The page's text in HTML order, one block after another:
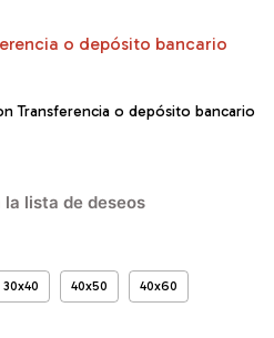
o depósito bancario
Transferencia o depósito bancario
la lista de deseos
30x40 40x50 40x60